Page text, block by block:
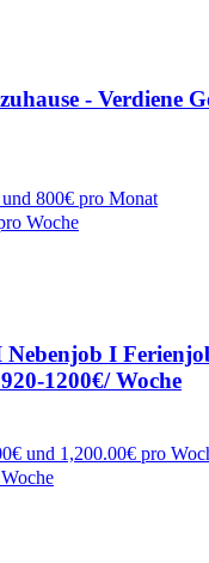
- Verdiene
800€ pro Monat
Woche
Nebenjob I
1200€/ Woche
und 1,200.00€ pro